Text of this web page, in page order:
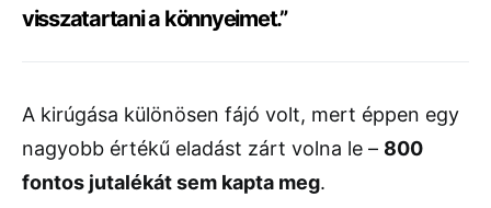
visszatartani a könnyeimet.”
A kirúgása különösen fájó volt, mert éppen egy
nagyobb értékű eladást zárt volna le – 800
fontos jutalékát sem kapta meg.